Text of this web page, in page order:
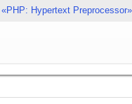
«PHP: Hypertext Preprocessor»